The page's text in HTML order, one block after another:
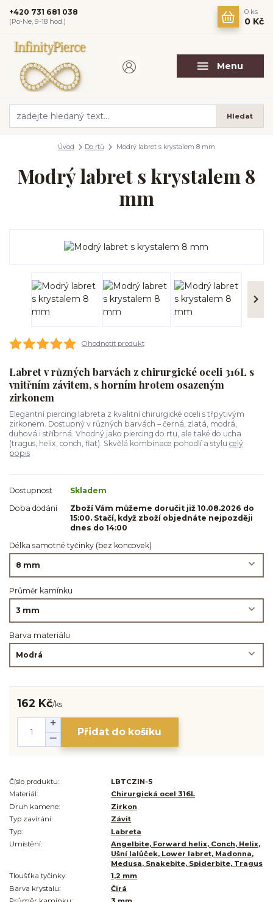
Menu
Hledat
+420 731 681 038
(Po-Ne, 9-18 hod.)
0 ks
0 Kč
Úvod Do rtů Modrý labret s krystalem 8 mm
Modrý labret s krystalem 8
mm
Ohodnotit produkt
Labret v různých barvách z chirurgické oceli 316L s
vnitřním závitem, s horním hrotem osazeným
zirkonem
Elegantní piercing labreta z kvalitní chirurgické oceli s třpytivým
zirkonem. Dostupný v různých barvách – černá, zlatá, modrá,
duhová i stříbrná. Vhodný jako piercing do rtu, ale také do ucha
(tragus, helix, conch, flat). Skvělá kombinace pohodlí a stylu celý
popis
Dostupnost
Skladem
Doba dodání
Zboží Vám můžeme doručit již 10.08.2026 do
15:00. Stačí, když zboží objednáte nejpozději
dnes do 14:00
Délka samotné tyčinky (bez koncovek)
Průměr kamínku
Barva materiálu
162 Kč/ks
Přidat do košíku
Číslo produktu:
LBTCZIN-5
Materiál:
Chirurgická ocel 316L
Druh kamene:
Zirkon
Typ zavírání:
Závit
Typ:
Labreta
Umístění:
Angelbite, Forward helix, Conch, Helix,
Ušní lalůček, Lower labret, Madonna,
Medusa, Snakebite, Spiderbite, Tragus
Tloušťka tyčinky:
1,2 mm
Barva krystalu:
Čirá